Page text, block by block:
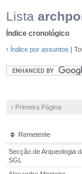
Lista
Índice cronológico
› Índice por assuntos |
‹ Primeira Página
Remetente
Secção de Arqueologia
SGL